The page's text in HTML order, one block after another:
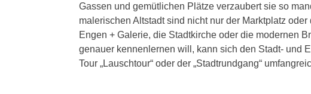
Gassen und gemütlichen Plätze verzaubert sie so
malerischen Altstadt sind nicht nur der Marktplatz
Engen + Galerie, die Stadtkirche oder die modernen
genauer kennenlernen will, kann sich den Stadt- und
Tour „Lauschtour“ oder der „Stadtrundgang“